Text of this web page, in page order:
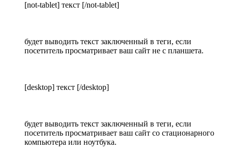
[not-tablet] текст [/not-tablet]
будет выводить текст заключенный в теги, если
посетитель просматривает ваш сайт не с планшета.
[desktop] текст [/desktop]
будет выводить текст заключенный в теги, если
посетитель просматривает ваш сайт со стационарного
компьютера или ноутбука.